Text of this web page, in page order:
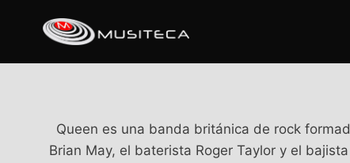
Queen es una banda británica de rock
Brian May, el baterista Roger Taylor y el